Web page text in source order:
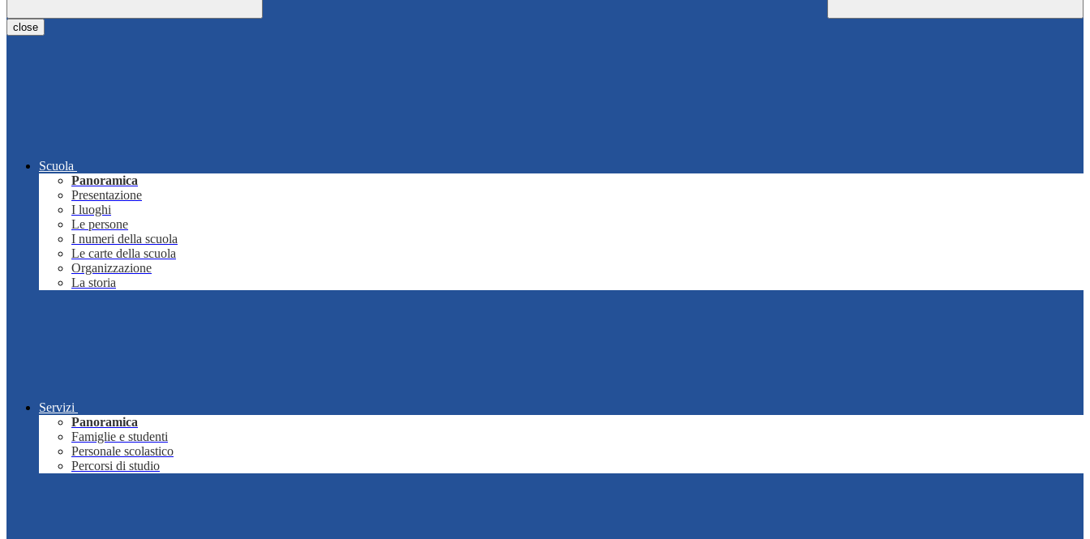
close
Scuola
Panoramica
Presentazione
I luoghi
Le persone
I numeri della scuola
Le carte della scuola
Organizzazione
La storia
Servizi
Panoramica
Famiglie e studenti
Personale scolastico
Percorsi di studio